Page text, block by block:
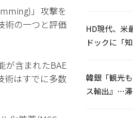
」攻撃を
術の一つと評価
が含まれたBAE
術はすでに多数
HD現代、米
ドックに「
韓銀「観光
ス輸出』…